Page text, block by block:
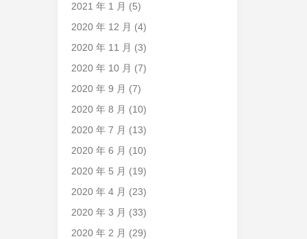
2021 年 1 月 (5)
2020 年 12 月 (4)
2020 年 11 月 (3)
2020 年 10 月 (7)
2020 年 9 月 (7)
2020 年 8 月 (10)
2020 年 7 月 (13)
2020 年 6 月 (10)
2020 年 5 月 (19)
2020 年 4 月 (23)
2020 年 3 月 (33)
2020 年 2 月 (29)